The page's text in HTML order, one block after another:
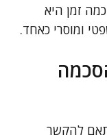
זמן היא
ומוסרי כאחד.
להקשר